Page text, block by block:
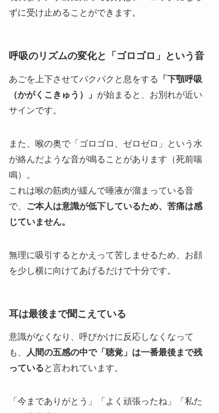
ずに受け止めることができます。
呼吸のリズムの変化と「ゴロゴロ」という音
あごを上下させてパクパクと息をする 「下顎呼吸
（かがくこきゅう）」 が始まると、お別れが近い
サインです。
また、喉の奥で「ゴロゴロ、ゼロゼロ」という水
が絡んだような音が鳴ることがあります（死前喘
鳴）。
これは喉の筋肉が緩んで唾液が溜まっている音
で、
ご本人は意識が低下しているため、苦痛は感
じていません。
無理に吸引するとかえって苦しませるため、お顔
を少し横に向けてあげるだけで十分です。
耳は最後まで聞こえている
意識がなくなり、呼びかけに反応しなくなって
も、
人間の五感の中で「聴覚」は一番最後まで残
っている と言われています。
「今までありがとう」「よく頑張ったね」「私た